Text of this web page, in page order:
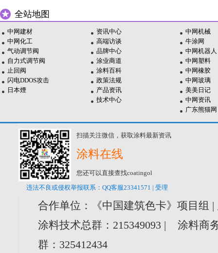
全站地图
中网建材
中网化工
气动调节阀
自力式调节阀
止回阀
闪电DDOS攻击
日本煙
资讯中心
高端访谈
品牌中心
涂业商道
涂料百科
政策法规
产品资讯
技术中心
中网机械
牛涂网
中网机器人
中网塑料
中网橡胶
中网玻璃
美美日记
中网资讯
广东熊猫网
扫描关注微信，获取涂料最新资讯
涂料在线
您还可以直接查找coatingol
违法不良或侵权举报联系：QQ客服23341571 | 受理
合作单位：《中国建筑色卡》项目组
涂料技术总群：215349093 | 涂料商
群：325412434